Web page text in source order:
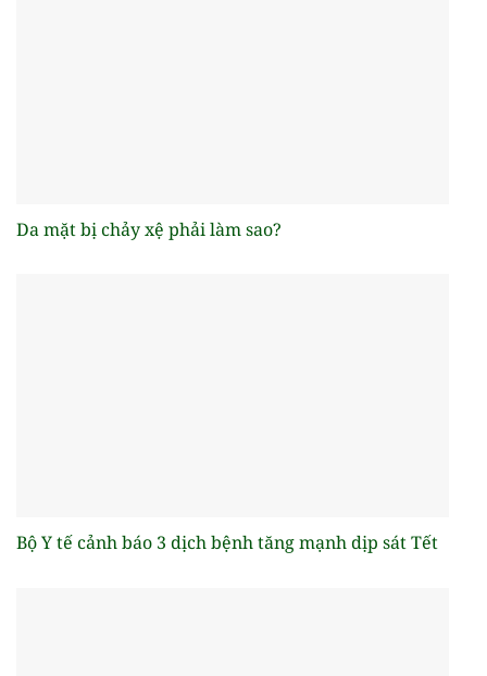
Da mặt bị chảy xệ phải làm sao?
Bộ Y tế cảnh báo 3 dịch bệnh tăng mạnh dịp sát Tết